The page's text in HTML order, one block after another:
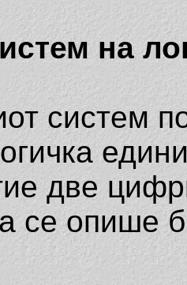
на
систем
две
се опише